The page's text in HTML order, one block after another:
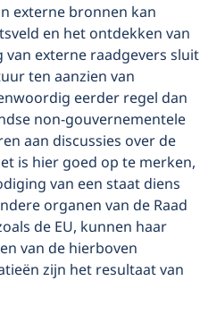
externe bronnen kan
en het ontdekken van
externe raadgevers sluit
ten aanzien van
eerder regel dan
non-gouvernementele
aan discussies over de
is hier goed op te merken,
van een staat diens
organen van de Raad
de EU, kunnen haar
van de hierboven
zijn het resultaat van